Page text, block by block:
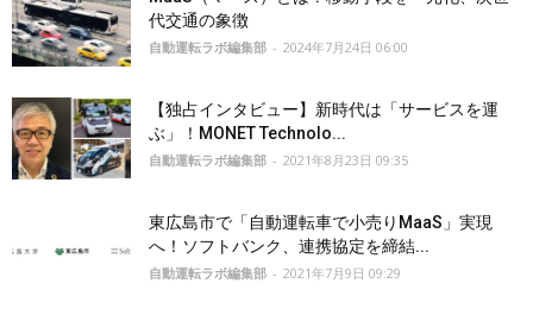
代交通の象徴
自動運転ラボ編集部 - 2024年7月24日 06:00
【独占インタビュー】新時代は「サービスを運
ぶ」！MONET Technolo...
自動運転ラボ編集部 - 2021年8月23日 09:35
東広島市で「自動運転車で小売りMaaS」実現
へ！ソフトバンク、連携協定を締結...
自動運転ラボ編集部 - 2021年7月9日 09:29